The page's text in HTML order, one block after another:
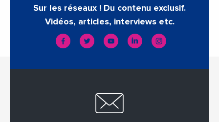
Sur les réseaux ! Du contenu exclusif.
Vidéos, articles, interviews etc.